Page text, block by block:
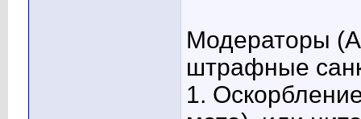
Модераторы
штрафные
1.